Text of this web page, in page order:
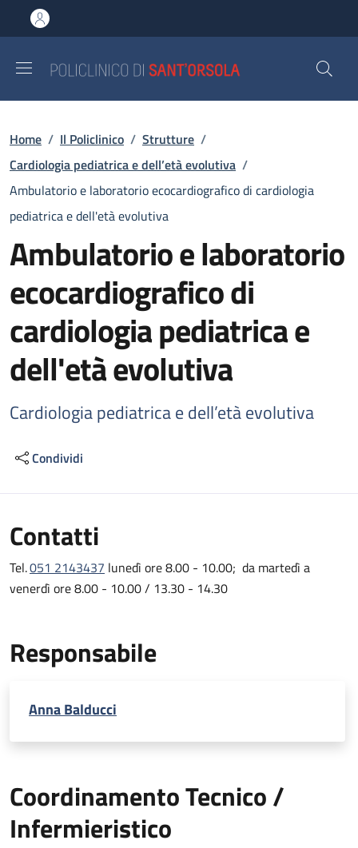
al contenuto principale
to footer content
Briciole di pane
Home / Il Policlinico / Strutture /
Cardiologia pediatrica e dell’età evolutiva /
Ambulatorio e laboratorio ecocardiografico di cardiologia
pediatrica e dell'età evolutiva
Ambulatorio e laboratorio
ecocardiografico di
cardiologia pediatrica e
dell'età evolutiva
Cardiologia pediatrica e dell’età evolutiva
Condividi
Contatti
Tel.051 2143437 lunedì ore 8.00 - 10.00; da martedì a
venerdì ore 8.00 - 10.00 / 13.30 - 14.30
Responsabile
Anna Balducci
Coordinamento Tecnico /
Infermieristico